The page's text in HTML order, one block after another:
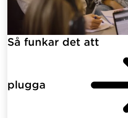
Så funkar det att
plugga